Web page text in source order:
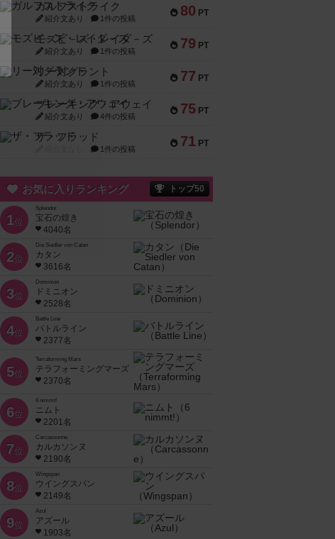
80 PT
ガルフストライク
紹介文あり 1件の投稿
79 PT
モズビ－ズ・レイダ－ズ
紹介文あり 1件の投稿
77 PT
リー対グラント
紹介文あり 1件の投稿
75 PT
ブレーキング・アウェイ
紹介文あり 4件の投稿
71 PT
ザ・フラッド
1件の投稿
お気に入りランキング トップ50
1位
Splendor
宝石の煌き
4040名
2位
Die Siedler von Catan
カタン
3616名
3位
Dominion
ドミニオン
2528名
4位
Battle Line
バトルライン
2377名
5位
Terraforming Mars
テラフォーミングマーズ
2370名
6位
6 nimmt!
ニムト
2201名
7位
Carcassonne
カルカソンヌ
2190名
8位
Wingspan
ウイングスパン
2149名
9位
Azul
アズール
1903名